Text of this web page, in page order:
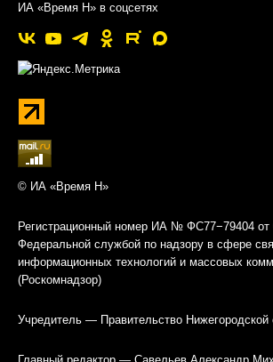
ИА «Время Н» в соцсетях
© ИА «Время Н»
Регистрационный номер ИА № ФС77−79404 от
Федеральной службой по надзору в сфере
информационных технологий и массовых
(Роскомнадзор)
Учредитель — Правительство Нижегородской